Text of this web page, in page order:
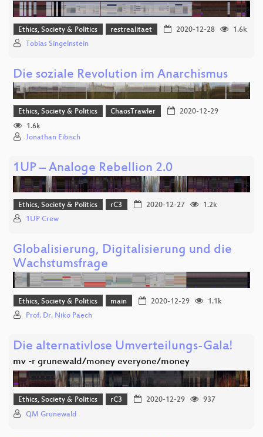
Ethics, Society & Politics restrealitaet 2020-12-28
1.6k
Tobias Singelnstein
Die soziale Revolution im Anarchismus
Ethics, Society & Politics ChaosTrawler
2020-12-29
1.6k
Jonathan Eibisch
1UP – Analoge Rebellion 2.0
Ethics, Society & Politics rC3 2020-12-27
1.2k
1UP Crew
Globalisierung, Digitalisierung und die
Wachstumsfrage
Ethics, Society & Politics main 2020-12-29
1.1k
Prof. Dr. Niko Paech
Die alternativlose Umverteilungs-Gala!
mv -r grunewald/money everyone/money
Ethics, Society & Politics rC3 2020-12-29
937
QM Grunewald